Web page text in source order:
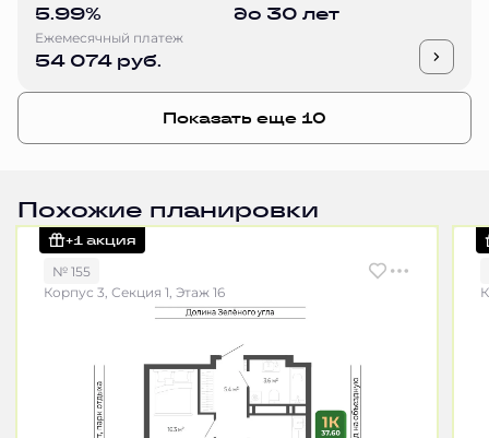
5.99% до 30 лет
Ежемесячный платеж
54 074 руб.
Показать еще 10
Похожие планировки
+1 акция
№ 155
Корпус 3, Секция 1, Этаж 16